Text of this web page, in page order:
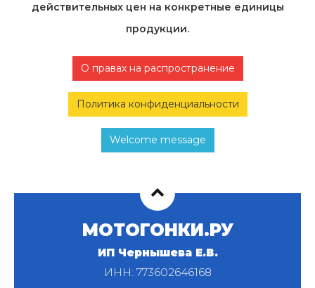
действительных цен на конкретные единицы
продукции.
О правах на распространение
Политика конфиденциальности
Welcome message
МОТОГОНКИ.РУ
ИП Чернышева Е.В.
ИНН: 773602646168